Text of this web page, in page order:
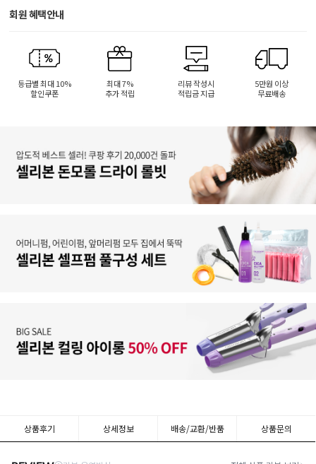
회원 혜택안내
등급별 최대 10%
할인쿠폰
최대 7%
추가 적립
리뷰 작성시
적립금 지급
5만원 이상
무료배송
상품후기 상세정보 배송/교환/반품 상품문의